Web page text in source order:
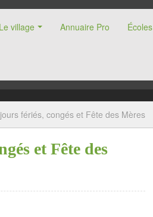
Le village Annuaire Pro Écoles
fériés, congés et Fête des Mères
et Fête des